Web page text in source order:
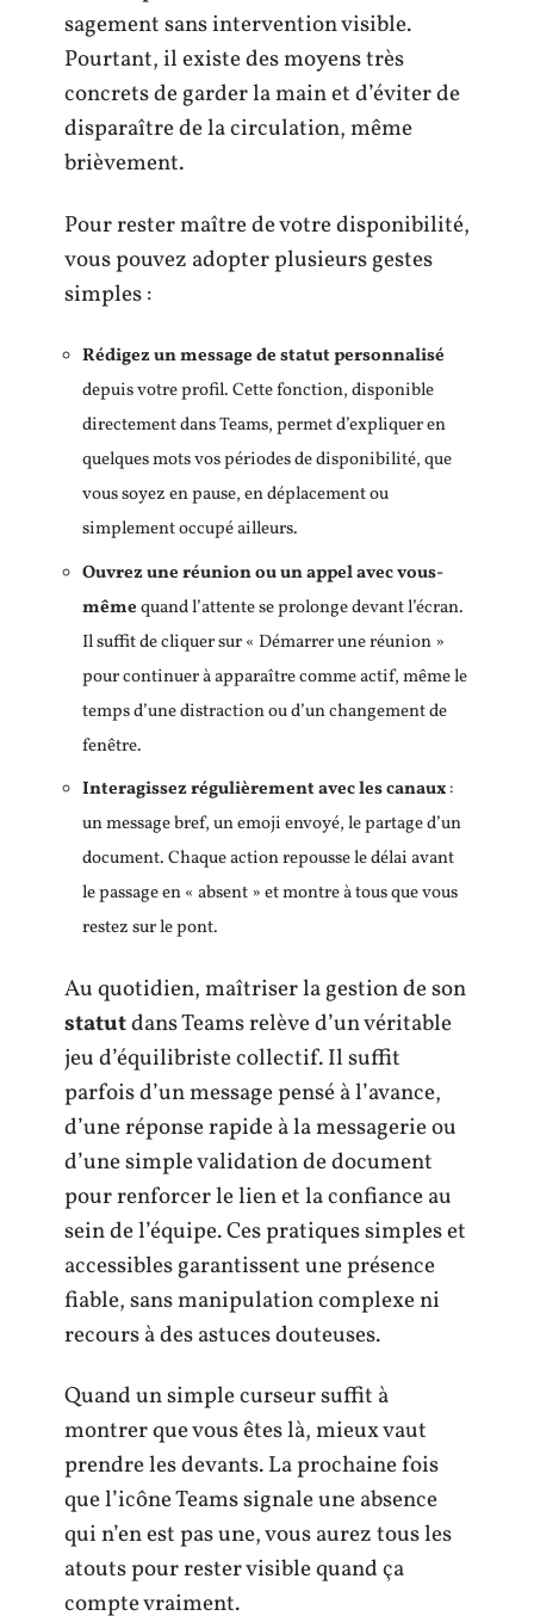
sagement sans intervention visible.
Pourtant, il existe des moyens très
concrets de garder la main et d’éviter de
disparaître de la circulation, même
brièvement.
Pour rester maître de votre disponibilité,
vous pouvez adopter plusieurs gestes
simples :
Rédigez un message de statut personnalisé
depuis votre profil. Cette fonction, disponible
directement dans Teams, permet d’expliquer en
quelques mots vos périodes de disponibilité, que
vous soyez en pause, en déplacement ou
simplement occupé ailleurs.
Ouvrez une réunion ou un appel avec vous-
mêmequand l’attente se prolonge devant l’écran.
Il suffit de cliquer sur « Démarrer une réunion »
pour continuer à apparaître comme actif, même le
temps d’une distraction ou d’un changement de
fenêtre.
Interagissez régulièrement avec les canaux:
un message bref, un emoji envoyé, le partage d’un
document. Chaque action repousse le délai avant
le passage en « absent » et montre à tous que vous
restez sur le pont.
Au quotidien, maîtriser la gestion de son
statutdans Teams relève d’un véritable
jeu d’équilibriste collectif. Il suffit
parfois d’un message pensé à l’avance,
d’une réponse rapide à la messagerie ou
d’une simple validation de document
pour renforcer le lien et la confiance au
sein de l’équipe. Ces pratiques simples et
accessibles garantissent une présence
fiable, sans manipulation complexe ni
recours à des astuces douteuses.
Quand un simple curseur suffit à
montrer que vous êtes là, mieux vaut
prendre les devants. La prochaine fois
que l’icône Teams signale une absence
qui n’en est pas une, vous aurez tous les
atouts pour rester visible quand ça
compte vraiment.